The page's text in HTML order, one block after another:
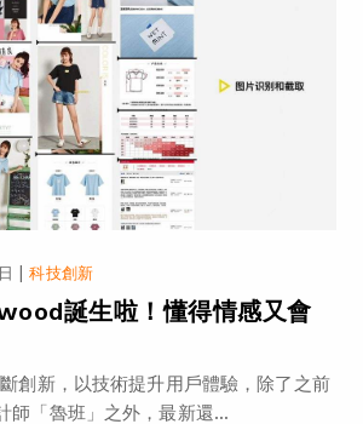
| 科技創新
誕生啦！懂得情感又會
創新，以技術提升用戶體驗，除了之前
師「魯班」之外，最新還...